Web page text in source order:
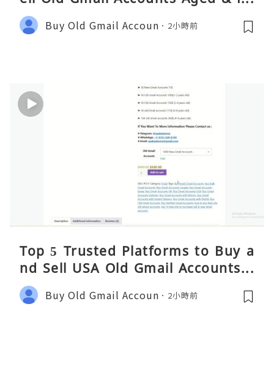
A Safely (Any Country) – 2026 Gui
de
Buy Old Gmail Accoun 2小時前
Top 5 Trusted Platforms to Buy a
nd Sell USA Old Gmail Accounts S
afely 2026
Buy Old Gmail Accoun 2小時前